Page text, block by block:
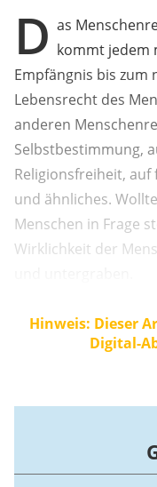
D as
kommt jedem
Empfängnis bis zum
Lebensrecht des
anderen
Selbstbestimmung,
Religionsfreiheit, auf
und ähnliches.
Menschen in Frage
Wirklichkeit der
Hinweis: Dieser
Digital-